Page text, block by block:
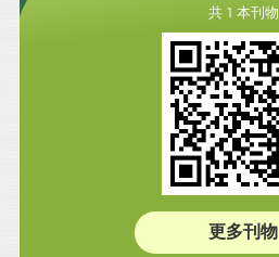
共 1 本刊物
更多刊物